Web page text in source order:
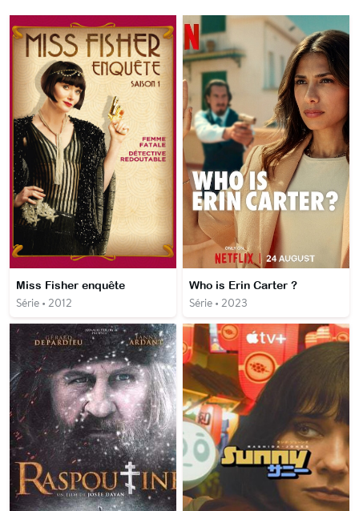
Miss Fisher enquête
Série • 2012
Who is Erin Carter ?
Série • 2023